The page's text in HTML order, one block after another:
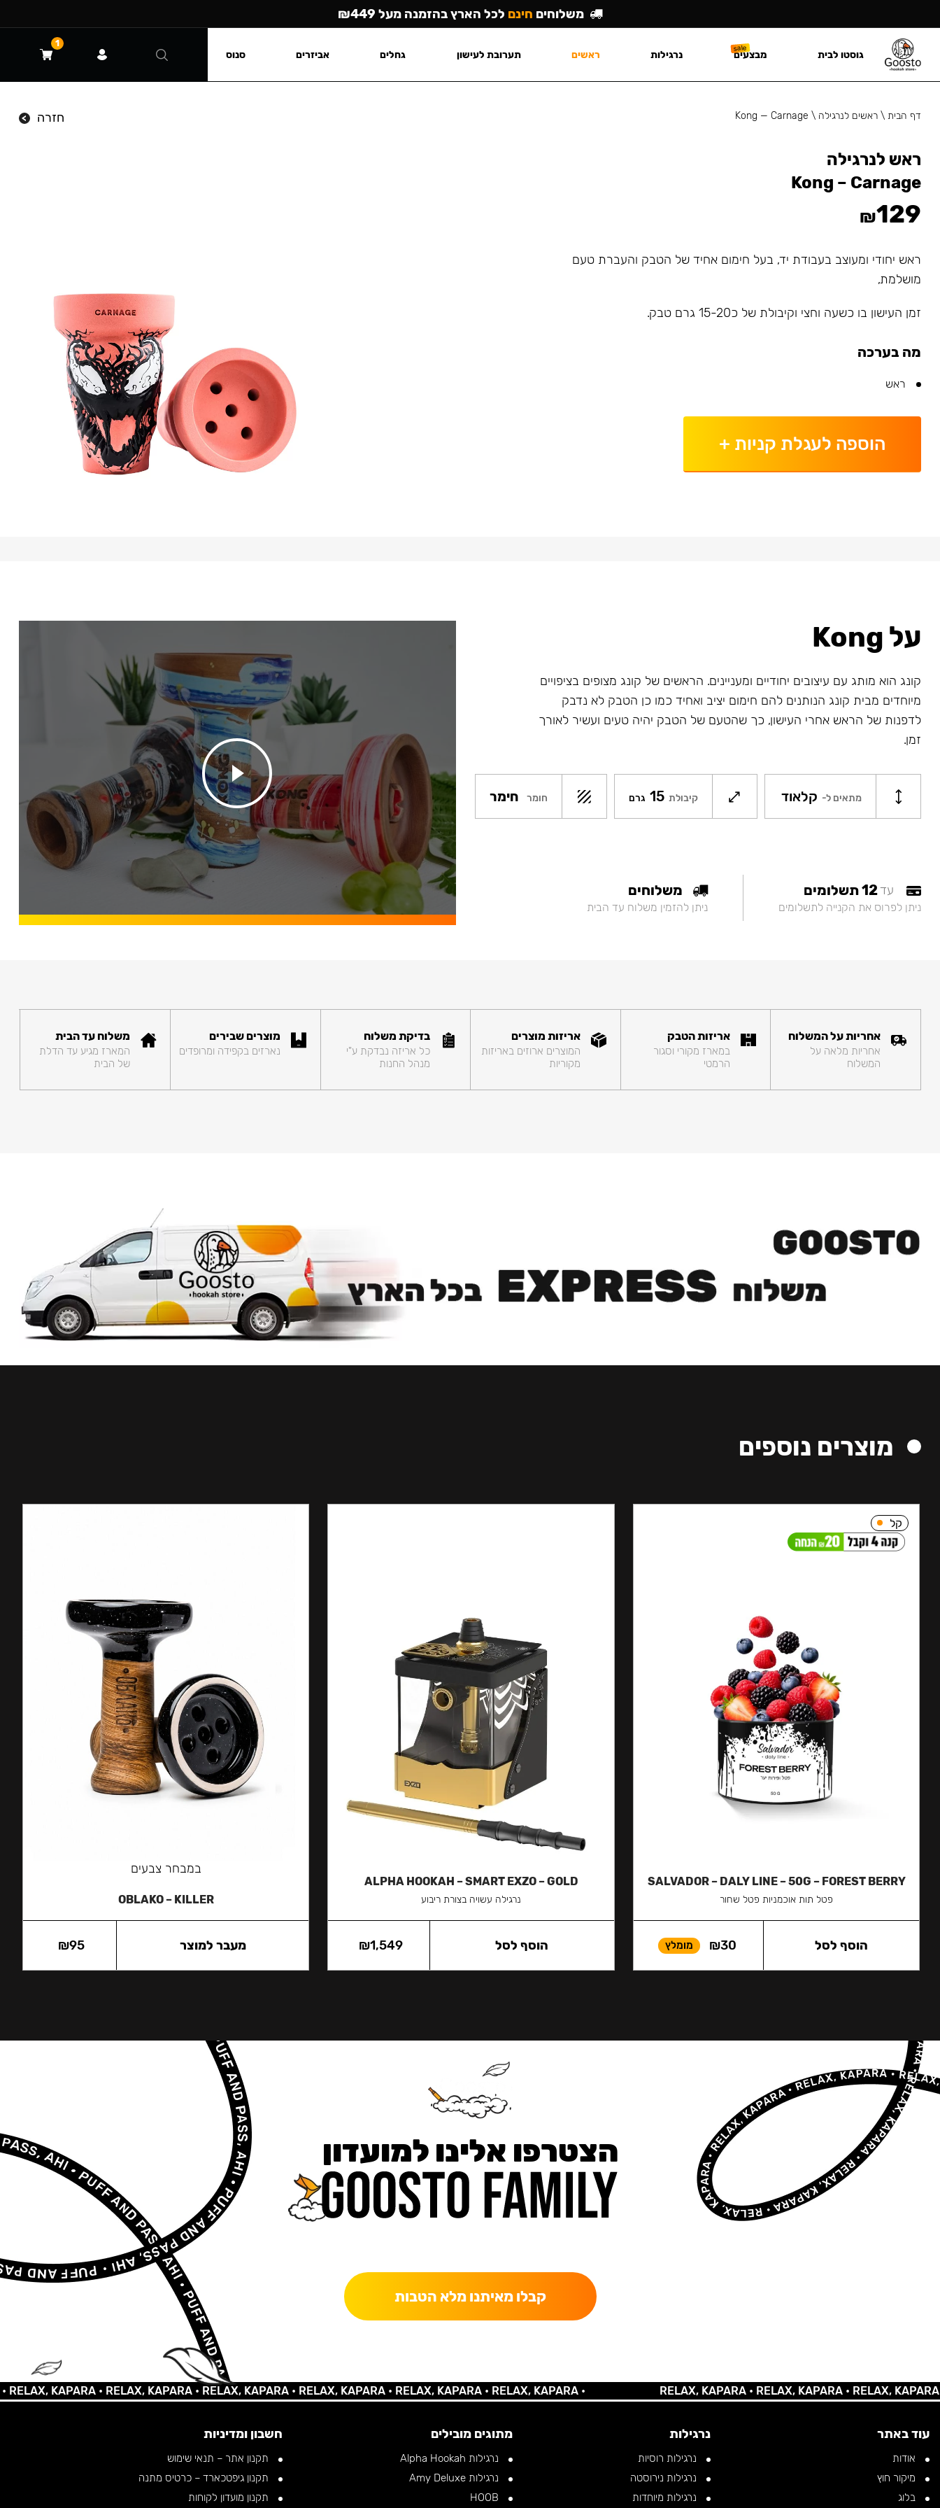
דף הבית\ ראשים לנרגילה \
Kong — Carnage חזרה
ראש לנרגילה
Kong – Carnage
₪129
ראש יחודי ומעוצב בעבודת יד, בעל חימום אחיד של הטבק והעברת טעם
מושלמת,
זמן העישון בו כשעה וחצי וקיבולת של כ15-20 גרם טבק.
מה בערכה
ראש
הוספה לעגלת קניות +
על Kong
קונג הוא מותג עם עיצובים יחודיים ומעניינים. הראשים של קונג מצופים בציפויים
מיוחדים מבית קונג הנותנים להם חימום יציב ואחיד כמו כן הטבק לא נדבק
לדפנות של הראש אחרי העישון, כך שהטעם של הטבק יהיה טעים ועשיר לאורך
זמן.
מתאים ל- קלאוד קיבולת 15 גרם חומר חימר
עד12 תשלומים
ניתן לפרוס את הקנייה לתשלומים
משלוחים
ניתן להזמין משלוח עד הבית
אחריות על המשלוח
אחריות מלאה על
המשלוח
אריזות הטבק
במארז מקורי וסגור
הרמטי
אריזות מוצרים
המוצרים ארוזים באריזות
מקוריות
בדיקת משלוח
כל אריזה נבדקת ע"י
מנהל החנות
מוצרים שבירים
נארזים בקפידה ומרופדים
משלוח עד הבית
המארז מגיע עד הדלת
של הבית
מוצרים נוספים
קל
SALVADOR – DALY LINE – 50G – FOREST BERRY
פטל תות אוכמניות פטל שחור
₪30 מומלץ הוסף לסל
ALPHA HOOKAH – SMART EXZO – GOLD
נרגילה עשויה בצורת ריבוע
₪1,549 הוסף לסל
במבחר צבעים
OBLAKO – KILLER
₪95 מעבר למוצר
הצטרפו אלינו למועדון
קבלו מאיתנו מלא הטבות
משלוחים חינם לכל הארץ בהזמנה מעל ₪449
גוסטו לבית מבצעים נרגילות ראשים תערובת לעישון גחלים אביזרים סנוס
1
KAPARA •RELAX, KAPARA •RELAX, KAPARA •RELAX, KAPARA •RELAX, KAPARA •RELAX, KAPARA • RELAX, KAPARA •RELAX, KAPARA •RELAX, KAPARA •
עוד באתר
אודות
מיקור חוץ
בלוג
נרגילות
נרגילות רוסיות
נרגילות נירוסטה
נרגילות מיוחדות
מתוגים מובילים
נרגילות Alpha Hookah
נרגילות Amy Deluxe
חשבון ומדיניות
תקנון אתר – תנאי שימוש
תקנון גיפטכארד – כרטיס מתנה
תקנון מועדון לקוחות